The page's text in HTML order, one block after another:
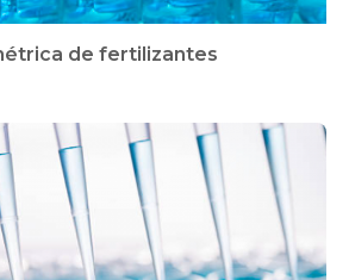
de fertilizantes